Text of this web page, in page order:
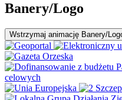
Banery/Logo
Wstrzymaj animację Banery/